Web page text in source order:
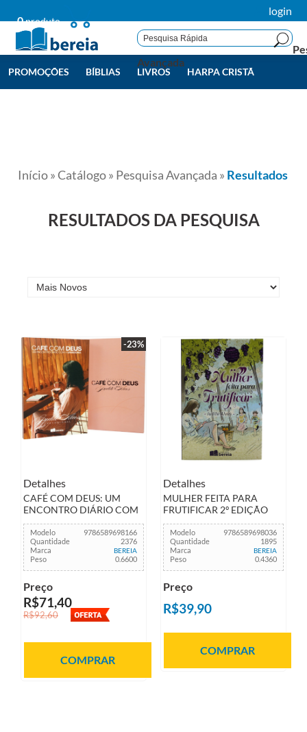
0produto
login
Avançada
PROMOÇÕES BÍBLIAS LIVROS HARPA CRISTÃ
Início»Catálogo» Pesquisa Avançada » Resultados
RESULTADOS DA PESQUISA
-23%
CAFÉ COM DEUS: UM
ENCONTRO DIÁRIO COM
A SABEDORIA
Modelo
9786589698166
Quantidade
2376
Marca
BEREIA
Peso 0.6600
Preço
R$71,40
R$92,60
COMPRAR
Detalhes
MULHER FEITA PARA
FRUTIFICAR 2º EDIÇÃO
Modelo
9786589698036
Quantidade
1895
Marca
BEREIA
Peso 0.4360
Preço
R$39,90
COMPRAR
Detalhes